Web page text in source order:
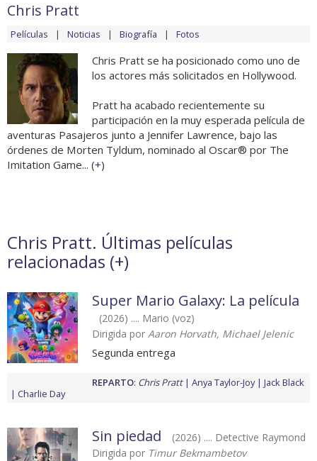
Chris Pratt
Películas Noticias Biografía Fotos
Chris Pratt se ha posicionado como uno de
los actores más solicitados en Hollywood.
Pratt ha acabado recientemente su
participación en la muy esperada película de
aventuras Pasajeros junto a Jennifer Lawrence, bajo las
órdenes de Morten Tyldum, nominado al Oscar® por The
Imitation Game... (+)
Chris Pratt. Últimas películas
relacionadas (+)
Super Mario Galaxy: La película
(2026) .... Mario (voz)
Dirigida por Aaron Horvath, Michael Jelenic
Segunda entrega
REPARTO: Chris Pratt Anya Taylor-Joy
Jack Black
Charlie Day
Sin piedad
(2026) .... Detective Raymond
Dirigida por Timur Bekmambetov